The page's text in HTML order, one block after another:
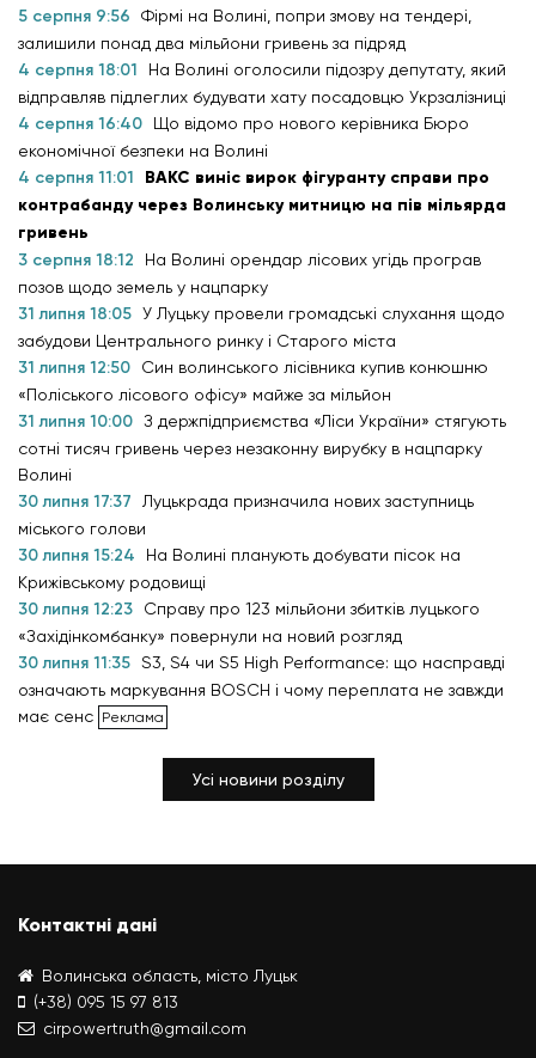
5 серпня 9:56
Фірмі на Волині, попри змову на тендері,
залишили понад два мільйони гривень за підряд
4 серпня 18:01
На Волині оголосили підозру депутату, який
відправляв підлеглих будувати хату посадовцю Укрзалізниці
4 серпня 16:40
Що відомо про нового керівника Бюро
економічної безпеки на Волині
4 серпня 11:01
ВАКС виніс вирок фігуранту справи про
контрабанду через Волинську митницю на пів мільярда
гривень
3 серпня 18:12
На Волині орендар лісових угідь програв
позов щодо земель у нацпарку
31 липня 18:05 У Луцьку провели громадські слухання щодо
забудови Центрального ринку і Старого міста
31 липня 12:50
Син волинського лісівника купив конюшню
«Поліського лісового офісу» майже за мільйон
31 липня 10:00 З держпідприємства «Ліси України» стягують
сотні тисяч гривень через незаконну вирубку в нацпарку
Волині
30 липня 17:37
Луцькрада призначила нових заступниць
міського голови
30 липня 15:24
На Волині планують добувати пісок на
Крижівському родовищі
30 липня 12:23
Справу про 123 мільйони збитків луцького
«Західінкомбанку» повернули на новий розгляд
30 липня 11:35 S3, S4 чи S5 High Performance: що насправді
означають маркування BOSCH і чому переплата не завжди
має сенс
Усі новини розділу
Контактні дані
Волинська область, місто Луцьк
(+38) 095 15 97 813
cirpowertruth@gmail.com